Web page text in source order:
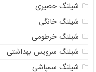
شیلنگ حصیری
شیلنگ خانگی
شیلنگ خرطومی
شیلنگ سرویس بهداشتی
شیلنگ سمپاشی